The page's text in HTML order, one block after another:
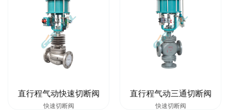
直行程气动快速切断阀
快速切断阀
直行程气动三通切断阀
快速切断阀